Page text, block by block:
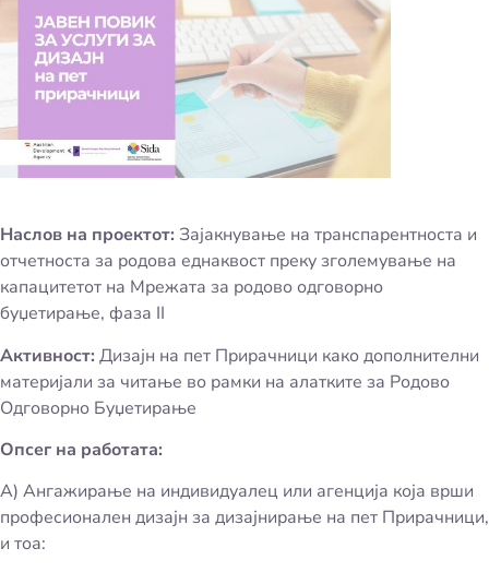
Наслов на проектот: Зајакнување на транспарентноста и
отчетноста за родова еднаквост преку зголемување на
капацитетот на Мрежата за родово одговорно
буџетирање, фаза II
Активност: Дизајн на пет Прирачници како дополнителни
материјали за читање во рамки на алатките за Родово
Одговорно Буџетирање
Опсег на работата:
A) Ангажирање на индивидуалец или агенција која врши
професионален дизајн за дизајнирање на пет Прирачници,
и тоа: